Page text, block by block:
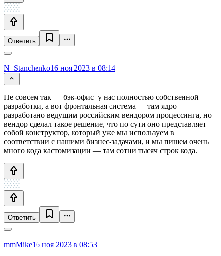
Ответить
N_Stanchenko16 ноя 2023 в 08:14
Не совсем так — бэк-офис у нас полностью собственной
разработки, а вот фронтальная система — там ядро
разработано ведущим российским вендором процессинга, но
вендор сделал такое решение, что по сути оно представляет
собой конструктор, который уже мы используем в
соответствии с нашими бизнес-задачами, и мы пишем очень
много кода кастомизации — там сотни тысяч строк кода.
Ответить
mmMike16 ноя 2023 в 08:53